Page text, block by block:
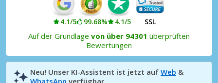
4.1/5 99.68% 4.1/5 SSL
Auf der Grundlage von über 94301 überprüften
Bewertungen
Neu! Unser KI-Assistent ist jetzt auf Web &
WhatsApp verfügbar